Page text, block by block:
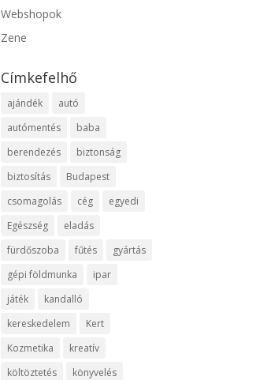
Webshopok
Zene
Címkefelhő
ajándék
autó
autómentés
baba
berendezés
biztonság
biztosítás
Budapest
csomagolás
cég
egyedi
Egészség
eladás
fürdőszoba
fűtés
gyártás
gépi földmunka
ipar
játék
kandalló
kereskedelem
Kert
Kozmetika
kreatív
költöztetés
könyvelés